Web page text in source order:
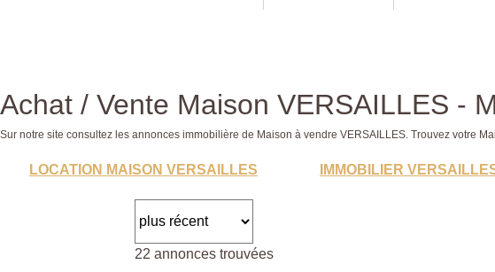
Achat / Vente Maison VERSAILLES -
Sur notre site consultez les annonces immobilière de Maison à vendre VERSAILLES. Trouvez votre
LOCATION MAISON VERSAILLES IMMOBILIER
22 annonces trouvées